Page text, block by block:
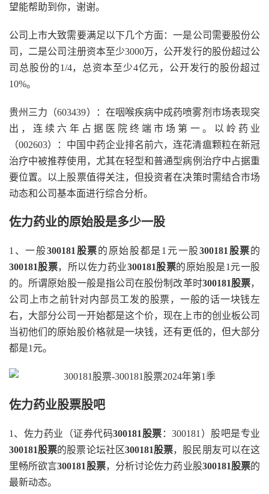
望能帮助到你，谢谢。
公司上市大致需要满足以下几个方面：一是公司需要股份公
司，二是公司注册资本至少3000万，公开发行的股份超过公
司总股份的1/4，总资本至少4亿元，公开发行的股份超过
10%。
贵州三力（603439）：在咽喉疾病中成药喷雾剂市场表现突
出，连续六年占据医院终端市场第一。以岭药业
（002603）：中国中药企业排名前六，连花清瘟颗粒在新冠
治疗中被推荐使用，尤其在轻型和普通型病例治疗中占据重
要位置。以上股票值得关注，但投资者在决策时需结合市场
动态和公司基本面进行综合分析。
佐力药业的原始股是多少一股
1、一般300181股票的原始股都是1元一股300181股票的
300181股票，所以佐力药业300181股票的原始股是1元一股
的。所谓原始股一般是指公司在股份制改革时300181股票，
公司上市之前针对内部员工发的股票，一般的话一块钱左
右，大部分公司一开始都是这个价，现在上市的创业板公司
当初他们的原始股价格就是一块钱，还有更低的，但大部分
都是1元。
佐力药业股票股吧
1、佐力药业（证券代码300181股票 ：300181）股吧是专业
300181股票的股票论坛社区300181股票，股民朋友可以在这
里畅所欲言300181股票，分析讨论佐力药业股300181股票的
最新动态。